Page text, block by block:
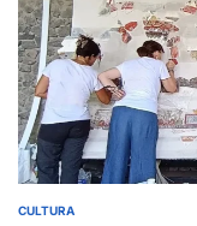
POSTED
CULTURA